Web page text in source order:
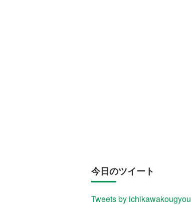
今日のツイート
Tweets by ichikawakougyou